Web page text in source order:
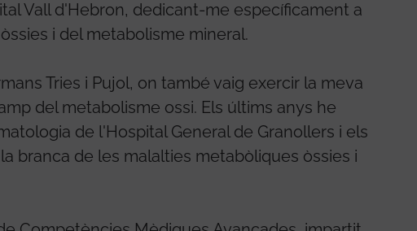
Vall d'Hebron, dedicant-me específicament a
i del metabolisme mineral.
Tries i Pujol, on també vaig exercir la meva
del metabolisme ossi. Els últims anys he
de l'Hospital General de Granollers i els
branca de les malalties metabòliques òssies i